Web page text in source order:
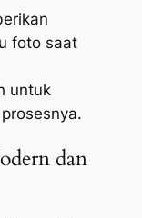
foto saat
untuk
dan